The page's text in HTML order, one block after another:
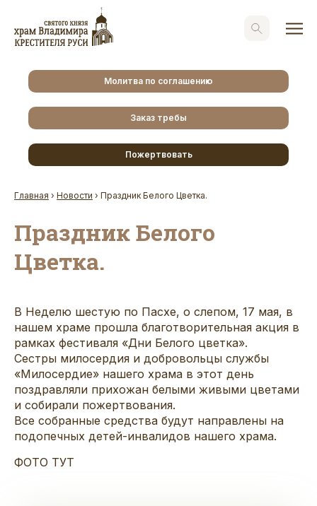
Молитва по соглашению
Заказ требы
Пожертвовать
Главная › Новости › Праздник Белого Цветка.
Праздник Белого
Цветка.
В Неделю шестую по Пасхе, о слепом, 17 мая, в
нашем храме прошла благотворительная акция в
рамках фестиваля «Дни Белого цветка».
Сестры милосердия и добровольцы службы
«Милосердие» нашего храма в этот день
поздравляли прихожан белыми живыми цветами
и собирали пожертвования.
Все собранные средства будут направлены на
подопечных детей-инвалидов нашего храма.
ФОТО ТУТ